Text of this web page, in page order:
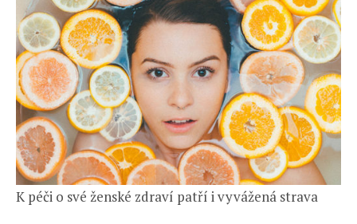
K péči o své ženské zdraví patří i vyvážená strava